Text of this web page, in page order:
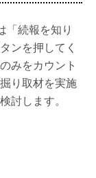
「続報を知り
ンを押してく
みをカウント
り取材を実施
討します。